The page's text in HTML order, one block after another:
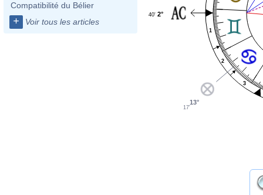
Compatibilité du Bélier
+ Voir tous les articles
1
2
3
2°
40'
13°
17'